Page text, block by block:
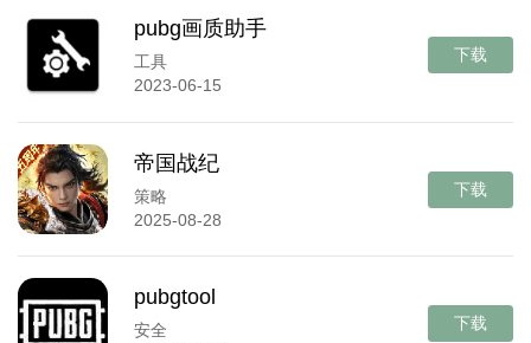
pubg画质助手
工具
2023-06-15
下载
帝国战纪
策略
2025-08-28
下载
pubgtool
安全
下载